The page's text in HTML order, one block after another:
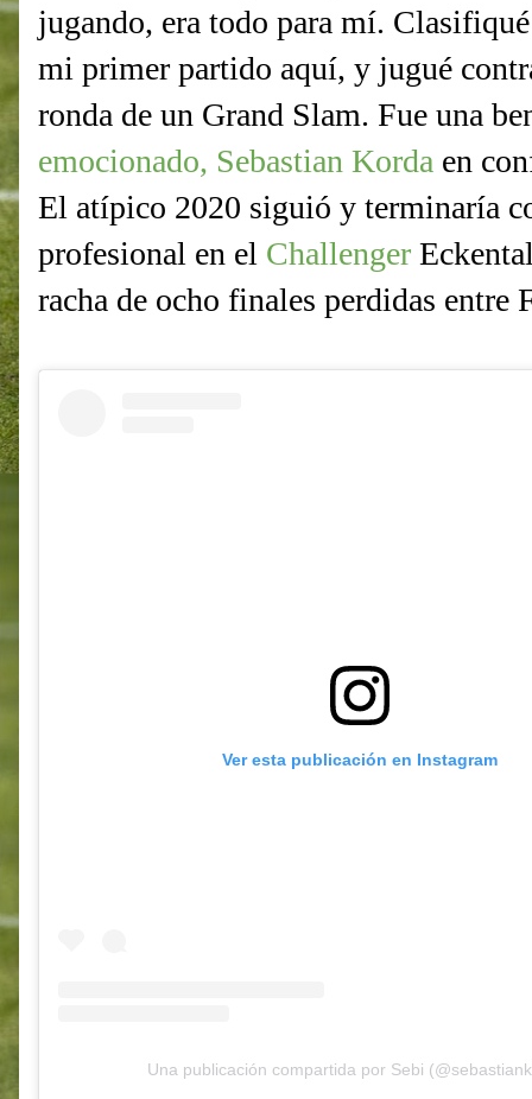
jugando, era todo para mí.
mi primer partido aquí, y jugué
ronda de un Grand Slam. Fue una
emocionado, Sebastian Korda en
El atípico 2020 siguió y terminaría
profesional en el Challenger
racha de ocho finales perdidas entre
Ver esta publicación en Instagram
Una publicación compartida por Sebi